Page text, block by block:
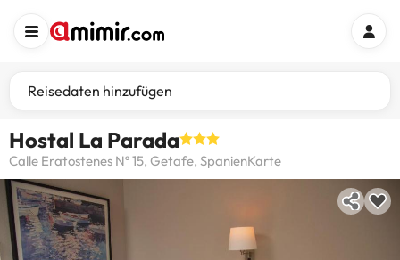
Reisedaten hinzufügen
Hostal La Parada
Calle Eratostenes Nº 15, Getafe, SpanienKarte